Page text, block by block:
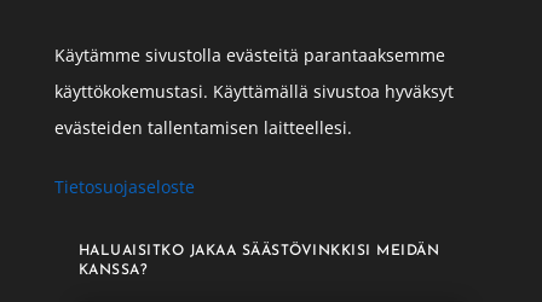
Käytämme sivustolla evästeitä parantaaksemme
käyttökokemustasi. Käyttämällä sivustoa hyväksyt
evästeiden tallentamisen laitteellesi.
Tietosuojaseloste
HALUAISITKO JAKAA SÄÄSTÖVINKKISI MEIDÄN
KANSSA?